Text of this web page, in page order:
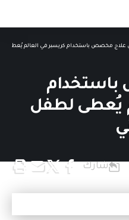
علاج مخصص باستخدام كريسبر في العالم يُعطى
يُعطى لطفل
شارك